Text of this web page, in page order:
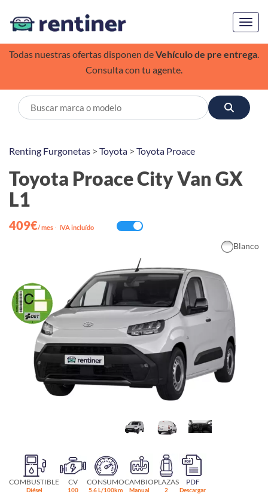
Todas nuestras ofertas disponen deVehículo de pre entrega.
Consulta con tu agente.
Renting Furgonetas > Toyota > Toyota Proace
Toyota Proace City Van GX
L1
409€/ mes · IVA incluído
Blanco
COMBUSTIBLE
Diésel
CV
100
CONSUMO
5.6 L/100km
CAMBIO
Manual
PLAZAS
2
PDF
Descargar